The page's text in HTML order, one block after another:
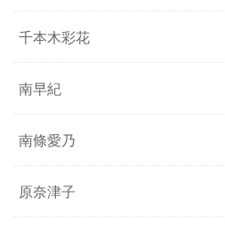
千本木彩花
南早紀
南條愛乃
原奈津子